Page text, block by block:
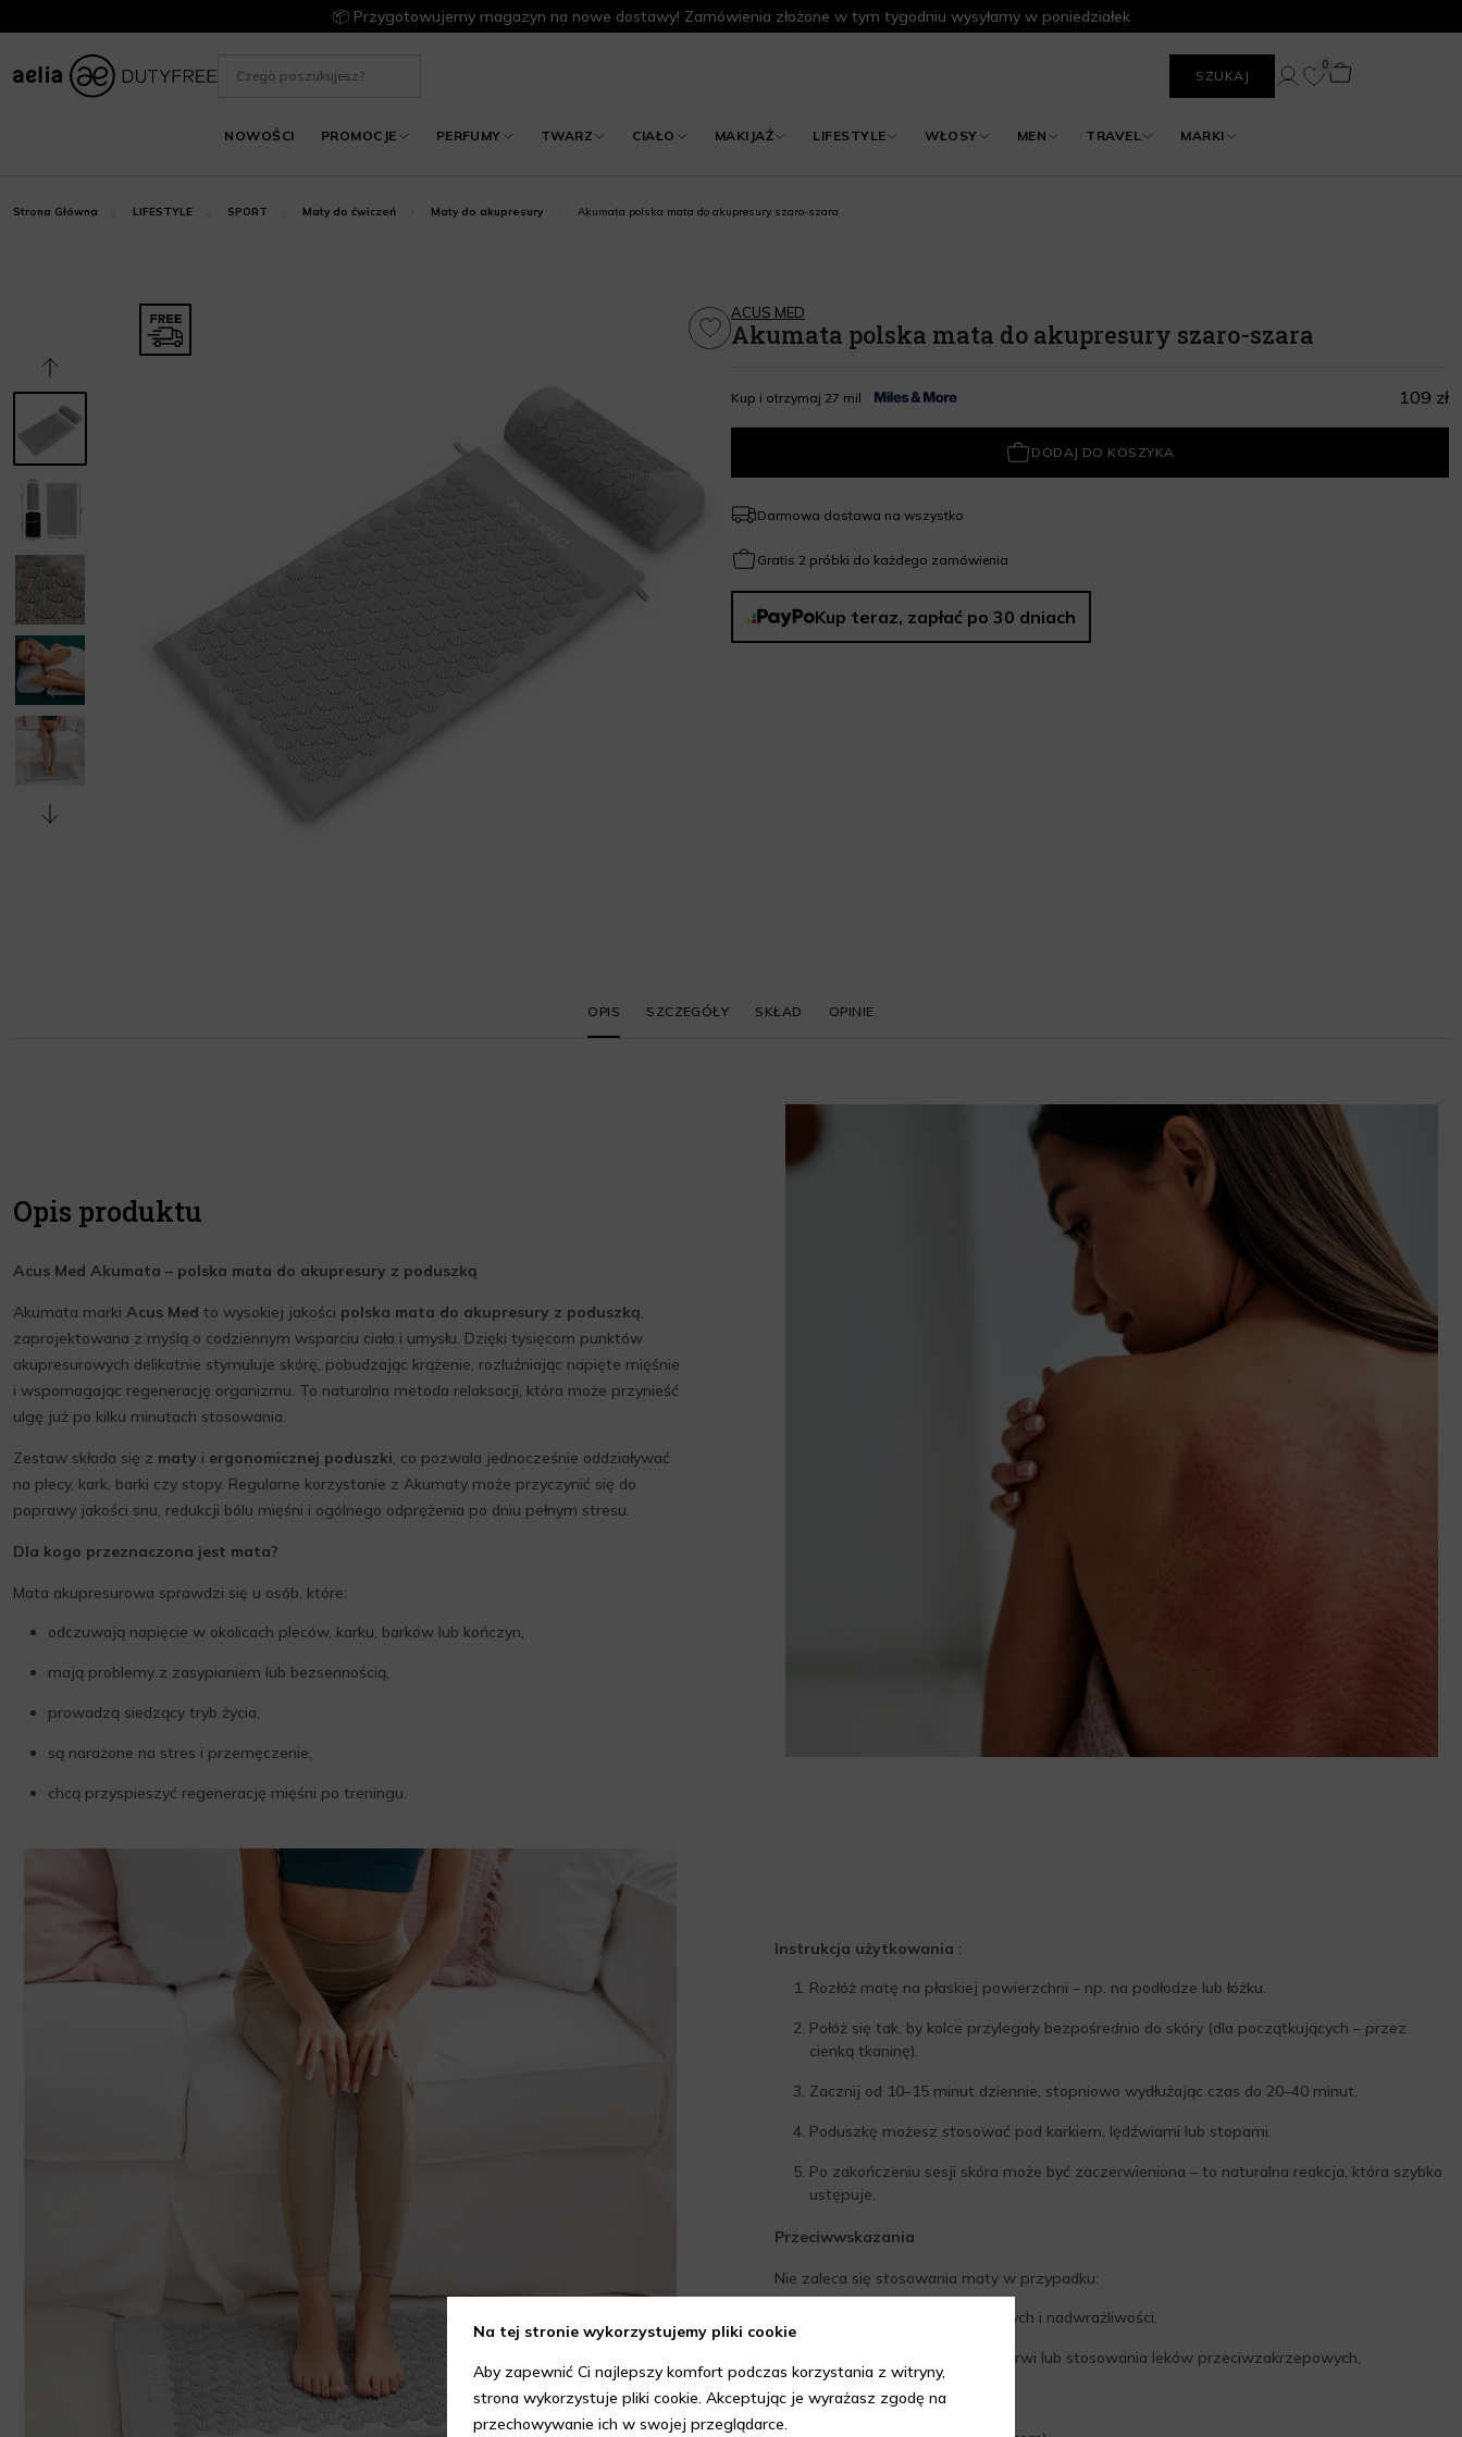
📦 Przygotowujemy magazyn na nowe dostawy! Zamówienia złożone w tym tygodniu wysyłamy w poniedziałek
SZUKAJ
NOWOŚCI PROMOCJE PERFUMY TWARZ CIAŁO MAKIJAŻ LIFESTYLE WŁOSY MEN TRAVEL MARKI
0
Strona Główna LIFESTYLE SPORT Maty do ćwiczeń Maty do akupresury Akumata polska mata do akupresury szaro-szara
ACUS MED
Akumata polska mata do akupresury szaro-szara
Kup i otrzymaj 27 mil 109 zł
DODAJ DO KOSZYKA
Darmowa dostawa na wszystko
Gratis 2 próbki do każdego zamówienia
Kup teraz, zapłać po 30 dniach
OPIS SZCZEGÓŁY SKŁAD OPINIE
Opis produktu
Acus Med Akumata – polska mata do akupresury z poduszką
Akumata marki Acus Med to wysokiej jakości polska mata do akupresury z poduszką,
zaprojektowana z myślą o codziennym wsparciu ciała i umysłu. Dzięki tysięcom punktów
akupresurowych delikatnie stymuluje skórę, pobudzając krążenie, rozluźniając napięte mięśnie
i wspomagając regenerację organizmu. To naturalna metoda relaksacji, która może przynieść
ulgę już po kilku minutach stosowania.
Zestaw składa się z maty i ergonomicznej poduszki, co pozwala jednocześnie oddziaływać
na plecy, kark, barki czy stopy. Regularne korzystanie z Akumaty może przyczynić się do
poprawy jakości snu, redukcji bólu mięśni i ogólnego odprężenia po dniu pełnym stresu.
Dla kogo przeznaczona jest mata?
Mata akupresurowa sprawdzi się u osób, które:
odczuwają napięcie w okolicach pleców, karku, barków lub kończyn,
mają problemy z zasypianiem lub bezsennością,
prowadzą siedzący tryb życia,
są narażone na stres i przemęczenie,
chcą przyspieszyć regenerację mięśni po treningu.
Instrukcja użytkowania :
Rozłóż matę na płaskiej powierzchni – np. na podłodze lub łóżku.
Połóż się tak, by kolce przylegały bezpośrednio do skóry (dla początkujących – przez
cienką tkaninę).
Zacznij od 10–15 minut dziennie, stopniowo wydłużając czas do 20–40 minut.
Poduszkę możesz stosować pod karkiem, lędźwiami lub stopami.
Po zakończeniu sesji skóra może być zaczerwieniona – to naturalna reakcja, która szybko
ustępuje.
Przeciwwskazania
Nie zaleca się stosowania maty w przypadku:
chorób skóry, stanów zapalnych i nadwrażliwości,
problemów z krzepliwością krwi lub stosowania leków przeciwzakrzepowych,
chorób serca, nowotworów,
Na tej stronie wykorzystujemy pliki cookie
Aby zapewnić Ci najlepszy komfort podczas korzystania z witryny,
strona wykorzystuje pliki cookie. Akceptując je wyrażasz zgodę na
przechowywanie ich w swojej przeglądarce.